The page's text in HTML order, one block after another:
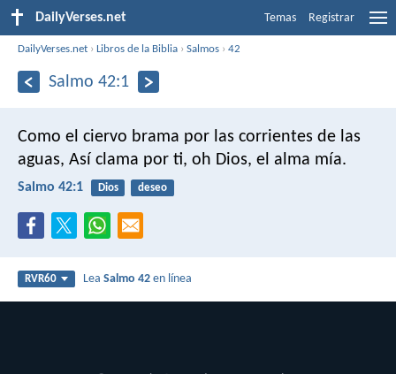
DailyVerses.net Temas Registrar
DailyVerses.net ›Libros de la Biblia ›Salmos ›42
Salmo 42:1
Como el ciervo brama por las corrientes de las
aguas, Así clama por ti, oh Dios, el alma mía.
Salmo 42:1 Dios deseo
RVR60 LeaSalmo 42 en línea